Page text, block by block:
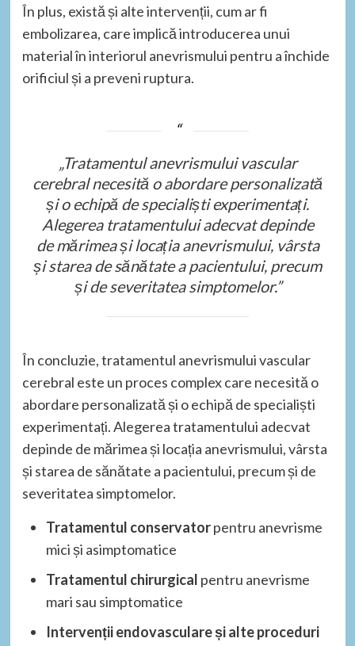
În plus, există și alte intervenții, cum ar fi
embolizarea, care implică introducerea unui
material în interiorul anevrismului pentru a închide
orificiul și a preveni ruptura.
„Tratamentul anevrismului vascular
cerebral necesită o abordare personalizată
și o echipă de specialiști experimentați.
Alegerea tratamentului adecvat depinde
de mărimea și locația anevrismului, vârsta
și starea de sănătate a pacientului, precum
și de severitatea simptomelor.”
În concluzie, tratamentul anevrismului vascular
cerebral este un proces complex care necesită o
abordare personalizată și o echipă de specialiști
experimentați. Alegerea tratamentului adecvat
depinde de mărimea și locația anevrismului, vârsta
și starea de sănătate a pacientului, precum și de
severitatea simptomelor.
Tratamentul conservatorpentru anevrisme
mici și asimptomatice
Tratamentul chirurgical pentru anevrisme
mari sau simptomatice
Intervenții endovasculare și alte proceduri